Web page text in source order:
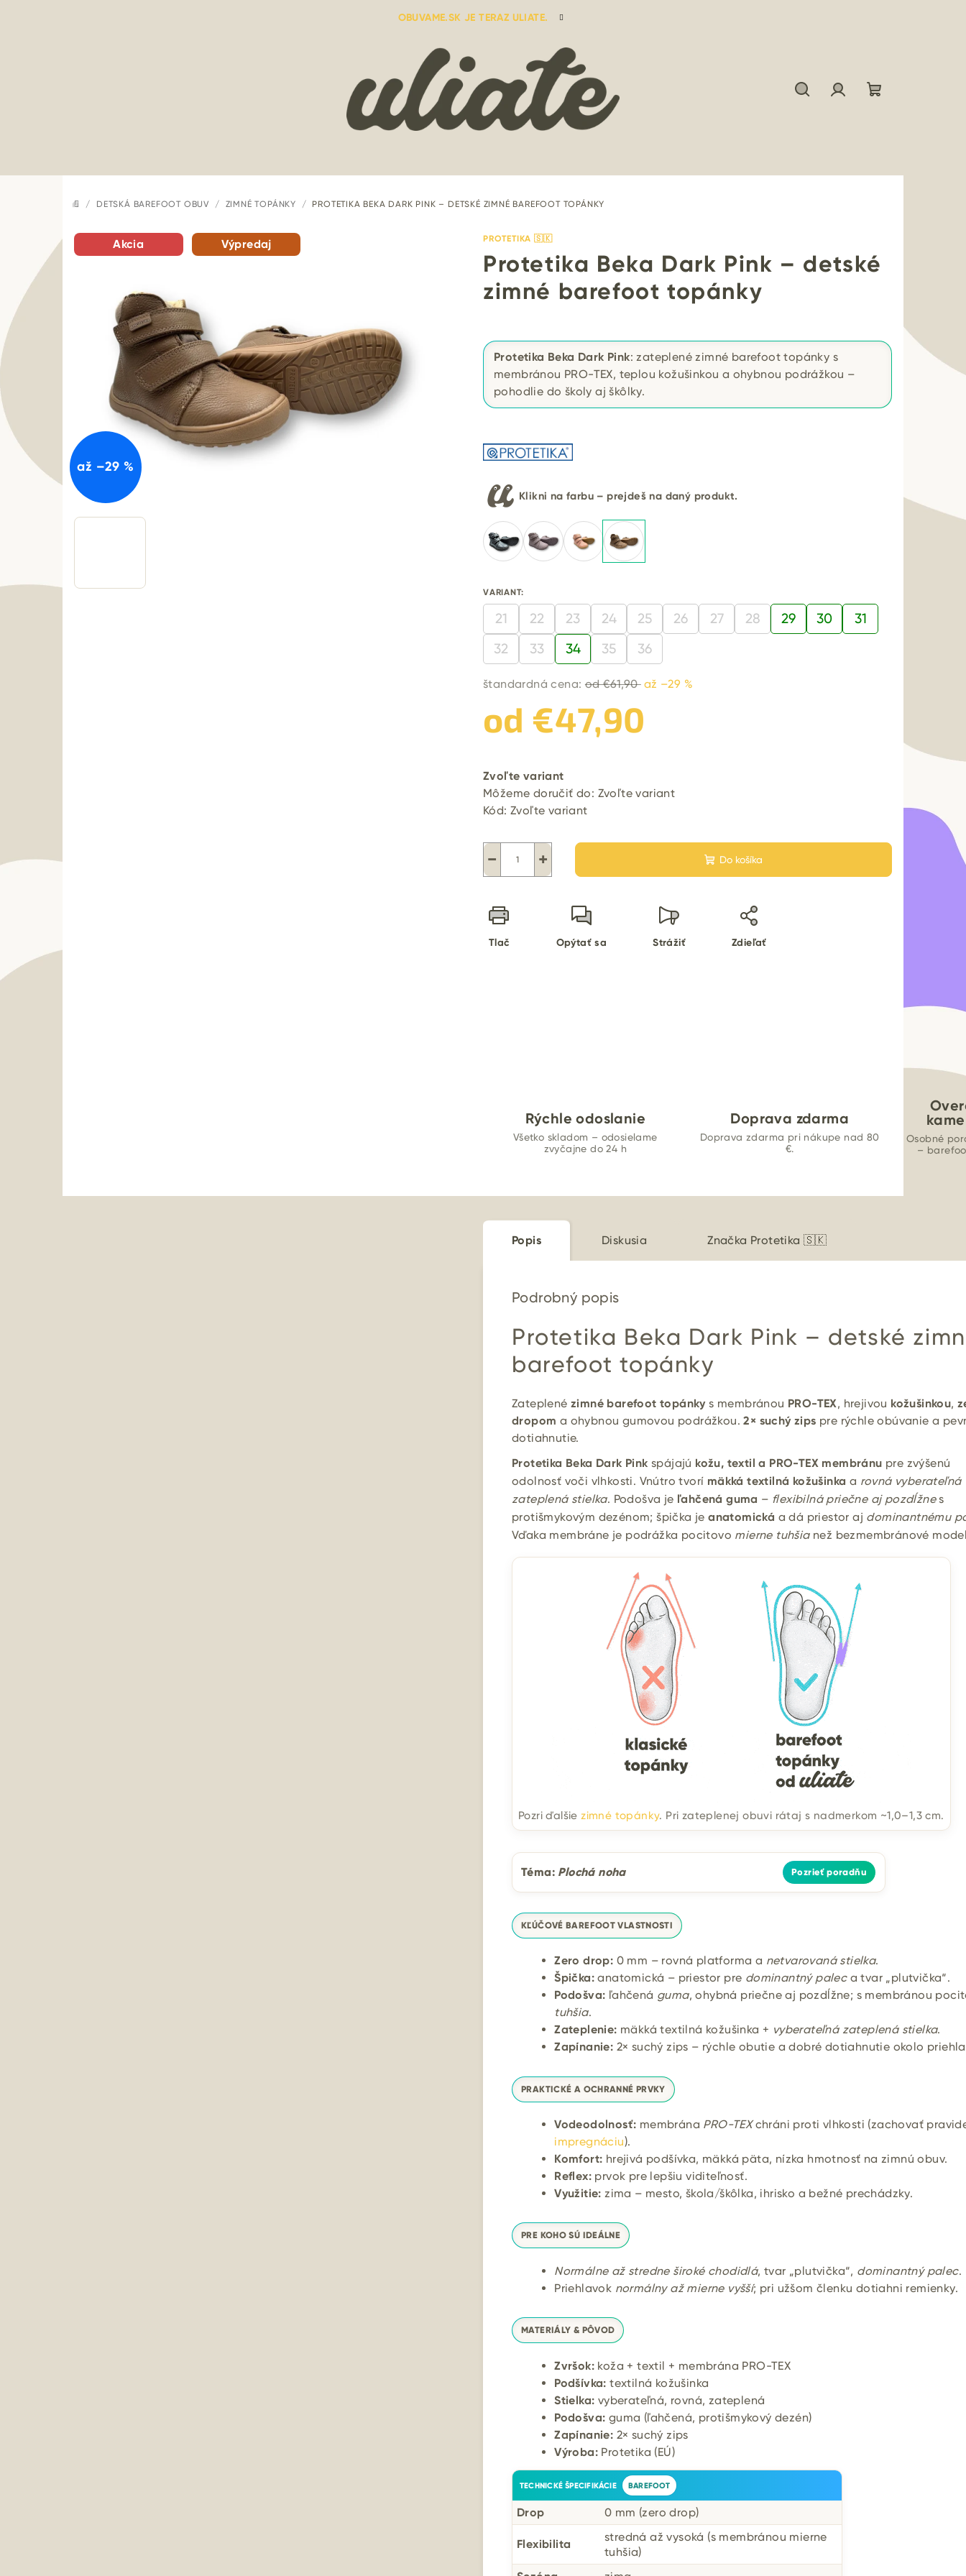
OBUVAME.SK JE TERAZ ULIATE.
DOMOV
/ DETSKÁ BAREFOOT OBUV / ZIMNÉ TOPÁNKY / PROTETIKA BEKA DARK PINK – DETSKÉ ZIMNÉ BAREFOOT TOPÁNKY
PROTETIKA 🇸🇰
Protetika Beka Dark Pink – detské
zimné barefoot topánky
Protetika Beka Dark Pink: zateplené zimné barefoot topánky s
membránou PRO-TEX, teplou kožušinkou a ohybnou podrážkou –
pohodlie do školy aj škôlky.
Klikni na farbu – prejdeš na daný produkt.
VARIANT:
21 22 23 24 25 26 27 28 29 30
31
32
33 34 35 36
štandardná cena: od €61,90 až –29 %
od €47,90
cena:
Zvoľte variant
Môžeme doručiť do: Zvoľte variant
Kód: Zvoľte variant
+
− Do košíka
Tlač Opýtať sa Strážiť Zdieľať
Akcia Výpredaj
až –29 %
Rýchle odoslanie
Všetko skladom – odosielame
zvyčajne do 24 h
Doprava zdarma
Doprava zdarma pri nákupe nad 80
€.
Osobné
–
Popis Diskusia Značka Protetika 🇸🇰
Podrobný popis
Protetika Beka Dark Pink – detské
barefoot topánky
Zateplené zimné barefoot topánkys membránou PRO-TEX, hrejivou kožušinkou,
dropom a ohybnou gumovou podrážkou.2× suchý zips pre rýchle obúvanie a
dotiahnutie.
Protetika Beka Dark Pink spájajú kožu, textil a PRO-TEX membránu pre zvýšenú
odolnosť voči vlhkosti. Vnútro tvorí mäkká textilná kožušinka a rovná vyberateľná
zateplená stielka. Podošva je ľahčená guma – flexibilná priečne aj pozdĺžnes
protišmykovým dezénom; špička jeanatomická a dá priestor aj dominantnému
Vďaka membráne je podrážka pocitovo mierne tuhšianež bezmembránové
Pozri ďalšie zimné topánky. Pri zateplenej obuvi rátaj s nadmerkom ~1,0–1,3 cm.
Téma: Plochá noha Pozrieť poradňu
KĽÚČOVÉ BAREFOOT VLASTNOSTI
Zero drop: 0 mm – rovná platforma a netvarovaná stielka.
Špička: anatomická – priestor pre dominantný paleca tvar „plutvička“.
Podošva: ľahčená guma, ohybná priečne aj pozdĺžne; s membránou
tuhšia.
Zateplenie: mäkká textilná kožušinka + vyberateľná zateplená stielka.
Zapínanie: 2× suchý zips – rýchle obutie a dobré dotiahnutie okolo
PRAKTICKÉ A OCHRANNÉ PRVKY
Vodeodolnosť: membrána PRO-TEXchráni proti vlhkosti (zachovať
impregnáciu).
Komfort: hrejivá podšívka, mäkká päta, nízka hmotnosť na zimnú obuv.
Reflex: prvok pre lepšiu viditeľnosť.
Využitie: zima – mesto, škola/škôlka, ihrisko a bežné prechádzky.
PRE KOHO SÚ IDEÁLNE
Normálne až stredne široké chodidlá, tvar „plutvička“, dominantný palec.
Priehlavok normálny až mierne vyšší; pri užšom členku dotiahni remienky.
MATERIÁLY & PÔVOD
Zvršok: koža + textil + membrána PRO-TEX
Podšívka: textilná kožušinka
Stielka: vyberateľná, rovná, zateplená
Podošva: guma (ľahčená, protišmykový dezén)
Zapínanie: 2× suchý zips
Výroba: Protetika (EÚ)
TECHNICKÉ ŠPECIFIKÁCIE BAREFOOT
Drop 0 mm (zero drop)
Flexibilita
stredná až vysoká (s membránou mierne
tuhšia)